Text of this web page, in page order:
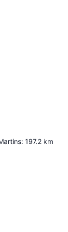
: 197.2 km